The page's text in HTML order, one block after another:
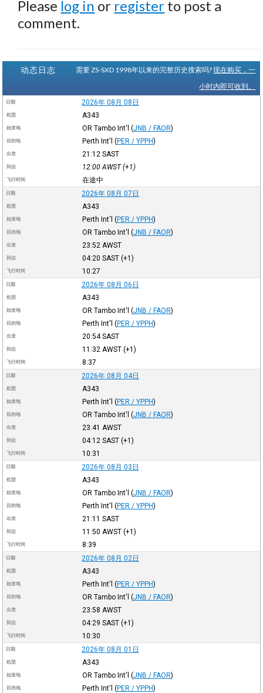
Please log in or register to post a
comment.
动态日志 需要 ZS-SXD 1998年以来的完整历史搜索吗?现在购买，一
小时内即可收到。
日期 2026年 08月 08日
机型 A343
始发地 OR Tambo Int'l (JNB / FAOR)
目的地 Perth Int'l (PER / YPPH)
出发 21:12 SAST
到达 12:00 AWST(+1)
飞行时间 在途中
日期 2026年 08月 07日
机型 A343
始发地 Perth Int'l (PER / YPPH)
目的地 OR Tambo Int'l (JNB / FAOR)
出发 23:52 AWST
到达 04:20 SAST(+1)
飞行时间 10:27
日期 2026年 08月 06日
机型 A343
始发地 OR Tambo Int'l (JNB / FAOR)
目的地 Perth Int'l (PER / YPPH)
出发 20:54SAST
到达 11:32 AWST(+1)
飞行时间 8:37
日期 2026年 08月 04日
机型 A343
始发地 Perth Int'l (PER / YPPH)
目的地 OR Tambo Int'l (JNB / FAOR)
出发 23:41 AWST
到达 04:12 SAST(+1)
飞行时间 10:31
日期 2026年 08月 03日
机型 A343
始发地 OR Tambo Int'l (JNB / FAOR)
目的地 Perth Int'l (PER / YPPH)
出发 21:11 SAST
到达 11:50 AWST(+1)
飞行时间 8:39
日期 2026年 08月 02日
机型 A343
始发地 Perth Int'l (PER / YPPH)
目的地 OR Tambo Int'l (JNB / FAOR)
出发 23:58 AWST
到达 04:29 SAST(+1)
飞行时间 10:30
日期 2026年 08月 01日
机型 A343
始发地 OR Tambo Int'l (JNB / FAOR)
目的地 Perth Int'l (PER / YPPH)